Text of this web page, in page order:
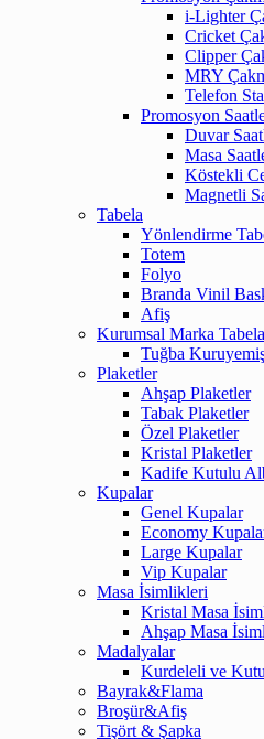
i-Lighter
Cricket
Clipper
MRY
Telefon
Promosyon
Duvar
Masa
Köstekli
Magnetli
Tabela
Yönlendirme
Totem
Folyo
Branda Vinil
Afiş
Kurumsal Marka
Tuğba
Plaketler
Ahşap Plaketler
Tabak Plaketler
Özel Plaketler
Kristal Plaketler
Kadife Kutulu
Kupalar
Genel Kupalar
Economy
Large Kupalar
Vip Kupalar
Masa İsimlikleri
Kristal Masa
Ahşap Masa
Madalyalar
Kurdeleli ve
Bayrak&Flama
Broşür&Afiş
Tişört & Şapka